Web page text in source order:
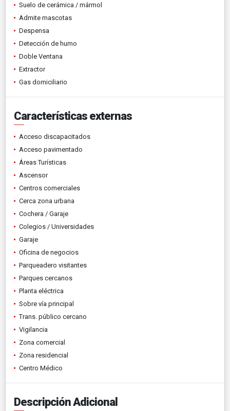
Suelo de cerámica / mármol
Admite mascotas
Despensa
Detección de humo
Doble Ventana
Extractor
Gas domiciliario
Características externas
Acceso discapacitados
Acceso pavimentado
Áreas Turísticas
Ascensor
Centros comerciales
Cerca zona urbana
Cochera / Garaje
Colegios / Universidades
Garaje
Oficina de negocios
Parqueadero visitantes
Parques cercanos
Planta eléctrica
Sobre vía principal
Trans. público cercano
Vigilancia
Zona comercial
Zona residencial
Centro Médico
Descripción Adicional